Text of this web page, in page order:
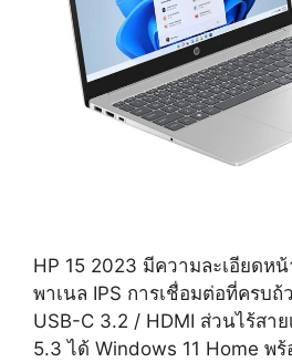
HP 15 2023 มีความละเอียดห
พาเนล IPS การเชื่อมต่อที่ครบ
USB-C 3.2 / HDMI ส่วนไร้สา
5.3 ได้ Windows 11 Home พ